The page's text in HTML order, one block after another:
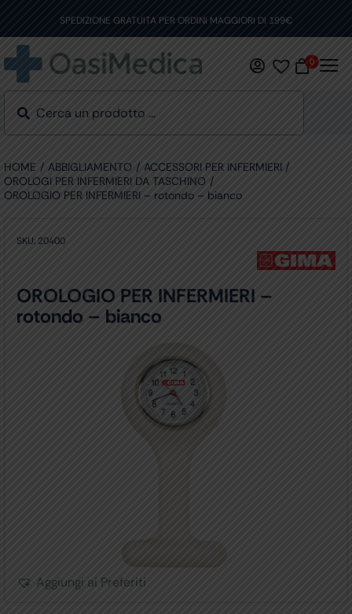
content
SPEDIZIONE GRATUITA PER ORDINI MAGGIORI DI 199€
0
HOME ABBIGLIAMENTO
ACCESSORI PER INFERMIERI
OROLOGI PER INFERMIERI DA TASCHINO
OROLOGIO PER INFERMIERI – rotondo – bianco
SKU: 20400
OROLOGIO PER INFERMIERI –
rotondo – bianco
Aggiungi ai Preferiti